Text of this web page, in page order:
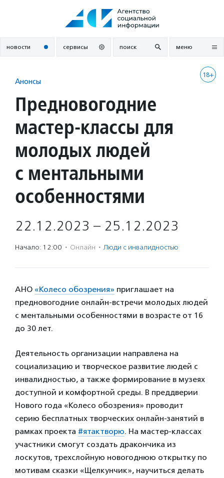
новости сервисы поиск меню
18+
Анонсы
Предновогодние
мастер-классы для
молодых людей
с ментальными
особенностями
22.12.2023 – 25.12.2023
Начало: 12:00 · Онлайн · Люди с инвалидностью
АНО «Колесо обозрения» приглашает на
предновогодние онлайн-встречи молодых людей
с ментальными особенностями в возрасте от 16
до 30 лет.
Деятельность организации направлена на
социализацию и творческое развитие людей с
инвалидностью, а также формирование в музеях
доступной и комфортной среды. В преддверии
Нового года «Колесо обозрения» проводит
серию бесплатных творческих онлайн-занятий в
рамках проекта #ятактворю. На мастер-классах
участники смогут создать дракончика из
лоскутов, трехслойную новогоднюю открытку по
мотивам сказки «Щелкунчик», научиться делать